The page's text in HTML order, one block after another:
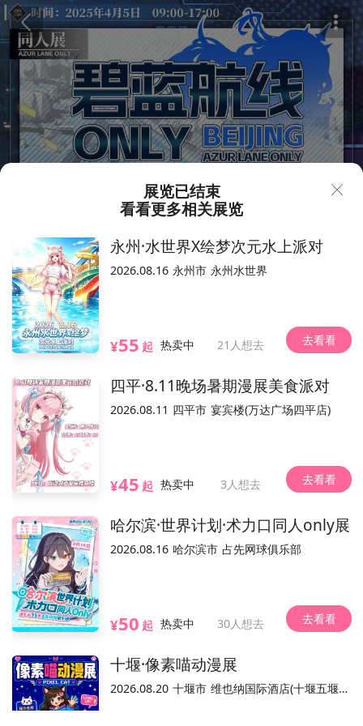
北京·碧蓝航线only同人展
2025.04.05（以现场为准）
北京展览馆
西直门外大街135号 位置
不可退 可换票 电子票/兑换票
活动介绍
活动票务销售平台，活动内容和合规手续由主办方负责。
已结束
展览已结束
看看更多相关展览
永州·水世界X绘梦次元水上派对
2026.08.16 永州市 永州水世界
¥55 起 热卖中 21人想去 去看看
四平·8.11晚场暑期漫展美食派对
2026.08.11 四平市 宴宾楼(万达广场四平店)
¥45 起 热卖中 3人想去 去看看
哈尔滨·世界计划·术力口同人only展
2026.08.16 哈尔滨市 占先网球俱乐部
¥50 起 热卖中 30人想去 去看看
十堰·像素喵动漫展
2026.08.20 十堰市 维也纳国际酒店(十堰五堰步行街店)